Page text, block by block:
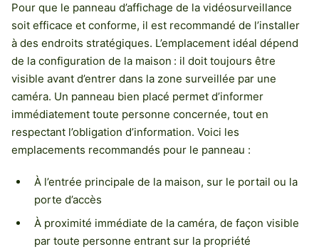
Pour que le panneau d’affichage de la vidéosurveillance
soit efficace et conforme, il est recommandé de l’installer
à des endroits stratégiques. L’emplacement idéal dépend
de la configuration de la maison : il doit toujours être
visible avant d’entrer dans la zone surveillée par une
caméra. Un panneau bien placé permet d’informer
immédiatement toute personne concernée, tout en
respectant l’obligation d’information. Voici les
emplacements recommandés pour le panneau :
À l’entrée principale de la maison, sur le portail ou la
porte d’accès
À proximité immédiate de la caméra, de façon visible
par toute personne entrant sur la propriété